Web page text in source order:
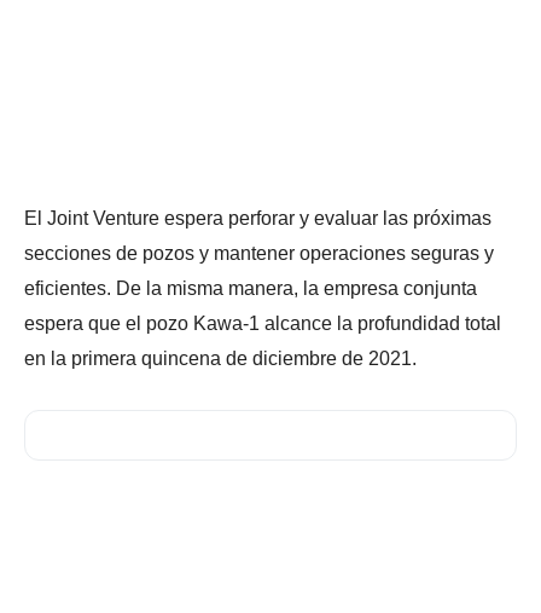
El Joint Venture espera perforar y evaluar las próximas
secciones de pozos y mantener operaciones seguras y
eficientes. De la misma manera, la empresa conjunta
espera que el pozo Kawa-1 alcance la profundidad total
en la primera quincena de diciembre de 2021.